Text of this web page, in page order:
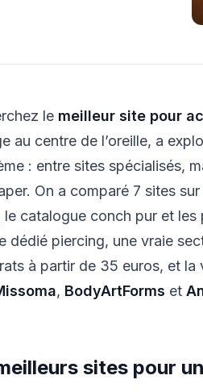
le meilleur site pour
au centre de l’oreille, a
: entre sites spécialisés,
On a comparé 7 sites
le catalogue conch pur et les
dédié piercing, une vraie
à partir de 35 euros, et la
, BodyArtForms et
sites pour